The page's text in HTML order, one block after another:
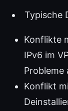
Typische
Konflikte
IPv6 im
Probleme
Konflikt